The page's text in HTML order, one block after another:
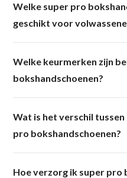
Welke super pro
geschikt voor
Welke keurmerken zijn
bokshandschoenen?
Wat is het verschil tussen
pro bokshandschoenen?
Hoe verzorg ik super pro